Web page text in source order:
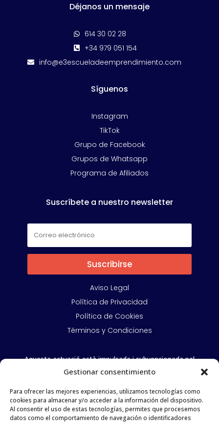
Gestionar consentimiento
Para ofrecer las mejores experiencias, utilizamos tecnologías como
cookies para almacenar y/o acceder a la información del dispositivo.
Al consentir el uso de estas tecnologías, permites que procesemos
datos como el comportamiento de navegación o identificadores
Déjanos un mensaje
 614 30 02 28
 +34 979 051 154
 info@e3escueladeemprendimiento.com
Síguenos
Instagram
TikTok
Grupo de Facebook
Grupos de Whatsapp
Programa de Afiliados
Suscríbete a nuestro newsletter
Suscribirse
Aviso Legal
Política de Privacidad
Política de Cookies
Términos y Condiciones
Aquesta actuació està impulsada i subvencionada pel
Unió Europea mitjançant el Fons Social Europeu Plus.
Amb el suport